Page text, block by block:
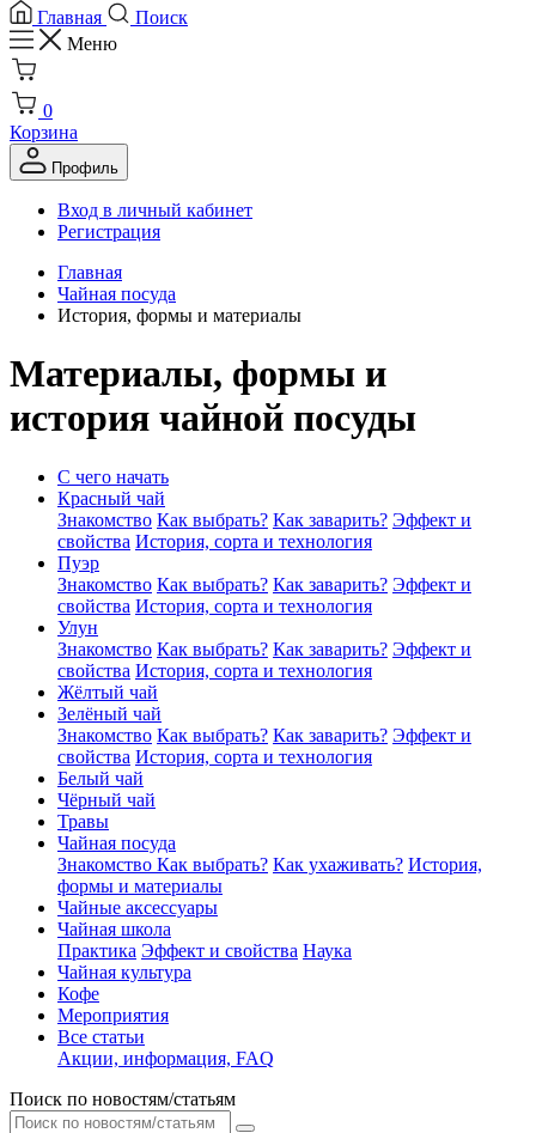
Главная
Поиск
Меню
0
Корзина
Профиль
Вход в личный кабинет
Регистрация
Главная
Чайная посуда
История, формы и материалы
Материалы, формы и
история чайной посуды
С чего начать
Красный чай
Знакомство Как выбрать? Как заварить? Эффект и
свойства История, сорта и технология
Пуэр
Знакомство Как выбрать? Как заварить? Эффект и
свойства История, сорта и технология
Улун
Знакомство Как выбрать? Как заварить? Эффект и
свойства История, сорта и технология
Жёлтый чай
Зелёный чай
Знакомство Как выбрать? Как заварить? Эффект и
свойства История, сорта и технология
Белый чай
Чёрный чай
Травы
Чайная посуда
Знакомство Как выбрать? Как ухаживать? История,
формы и материалы
Чайные аксессуары
Чайная школа
Практика Эффект и свойства Наука
Чайная культура
Кофе
Мероприятия
Все статьи
Акции, информация, FAQ
Поиск по новостям/статьям